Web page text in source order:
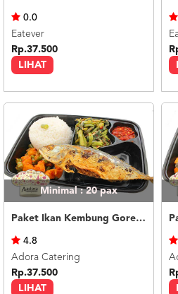
BLOG
TERMS
CALL
CENTER
021
5091
3494
LOGIN
DAFTAR
LIHAT
0.0
Eatever
Rp.37.500
Minimal : 20pax
Paket Ikan Kembung Goreng
LIHAT
4.8
Adora Catering
Rp.37.500